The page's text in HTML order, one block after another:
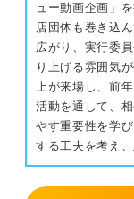
ュー動画企画」
店団体も巻き込
広がり、実行委
り上げる雰囲気
上が来場し、前
活動を通して、
やす重要性を学
する工夫を考え